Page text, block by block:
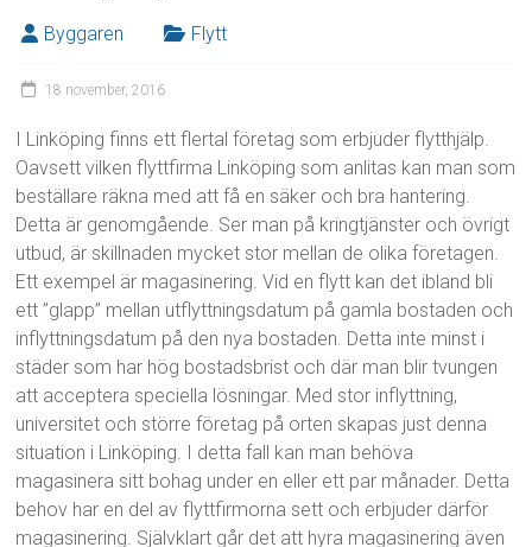
Byggaren Flytt
18 november, 2016
I Linköping finns ett flertal företag som erbjuder flytthjälp.
Oavsett vilken flyttfirma Linköping som anlitas kan man som
beställare räkna med att få en säker och bra hantering.
Detta är genomgående. Ser man på kringtjänster och övrigt
utbud, är skillnaden mycket stor mellan de olika företagen.
Ett exempel är magasinering. Vid en flytt kan det ibland bli
ett ”glapp” mellan utflyttningsdatum på gamla bostaden och
inflyttningsdatum på den nya bostaden. Detta inte minst i
städer som har hög bostadsbrist och där man blir tvungen
att acceptera speciella lösningar. Med stor inflyttning,
universitet och större företag på orten skapas just denna
situation i Linköping. I detta fall kan man behöva
magasinera sitt bohag under en eller ett par månader. Detta
behov har en del av flyttfirmorna sett och erbjuder därför
magasinering. Självklart går det att hyra magasinering även